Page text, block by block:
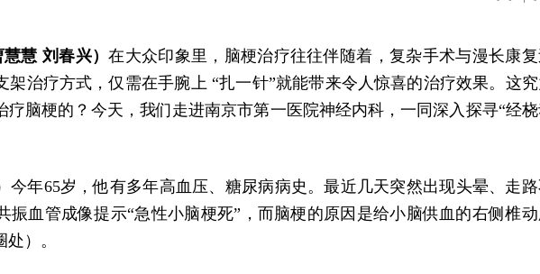
慧慧 刘春兴）在大众印象里，脑梗治疗往往伴随着，复杂手术与漫长康
架治疗方式，仅需在手腕上 “扎一针”就能带来令人惊喜的治疗效果。这
疗脑梗的？今天，我们走进南京市第一医院神经内科，一同深入探寻“经
今年65岁，他有多年高血压、糖尿病病史。最近几天突然出现头晕、走
振血管成像提示“急性小脑梗死”，而脑梗的原因是给小脑供血的右侧椎
）。